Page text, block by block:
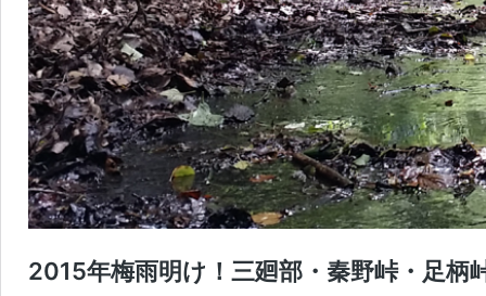
2015年梅雨明け！三廻部・秦野峠・足柄